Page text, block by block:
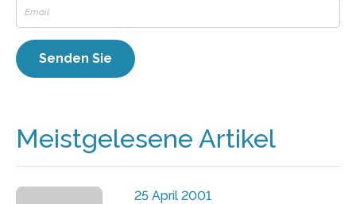
Meistgelesene Artikel
25 April 2001